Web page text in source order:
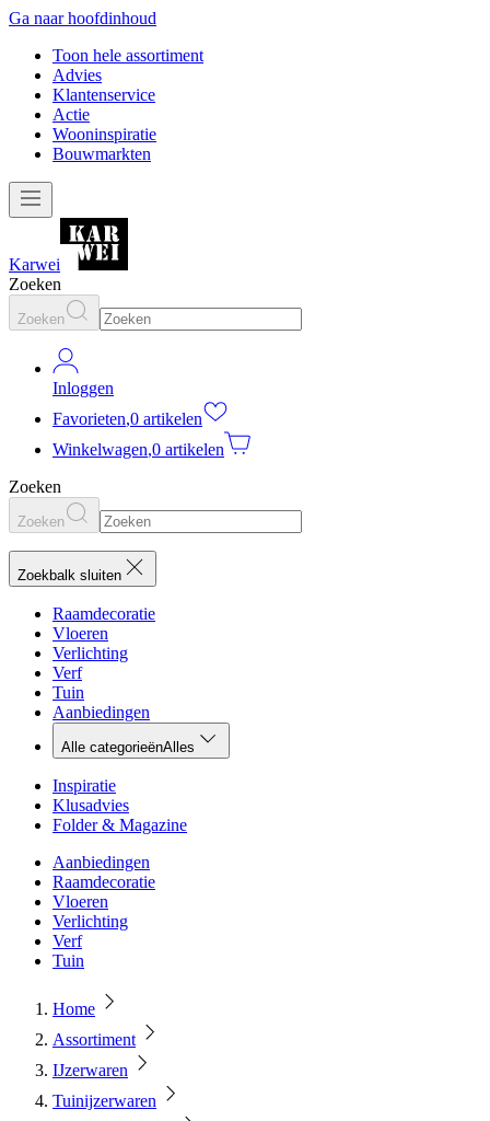
Ga naar hoofdinhoud
Toon hele assortiment
Advies
Klantenservice
Actie
Wooninspiratie
Bouwmarkten
Karwei
Zoeken
Zoeken
Inloggen
Favorieten,0 artikelen
Winkelwagen,0 artikelen
Zoeken
Zoeken
Zoekbalk sluiten
Raamdecoratie
Vloeren
Verlichting
Verf
Tuin
Aanbiedingen
Alle categorieënAlles
Inspiratie
Klusadvies
Folder & Magazine
Aanbiedingen
Raamdecoratie
Vloeren
Verlichting
Verf
Tuin
Home
Assortiment
IJzerwaren
Tuinijzerwaren